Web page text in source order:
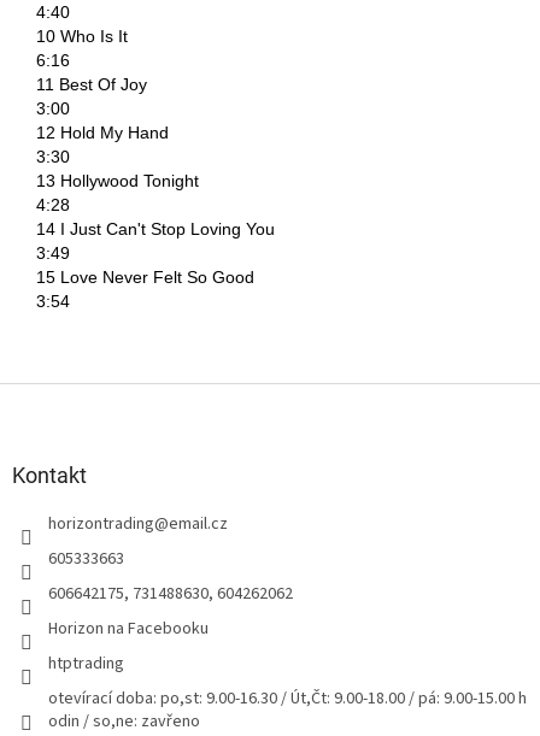
4:40
10 Who Is It
6:16
11 Best Of Joy
3:00
12 Hold My Hand
3:30
13 Hollywood Tonight
4:28
14 I Just Can't Stop Loving You
3:49
15 Love Never Felt So Good
3:54
Kontakt
horizontrading@email.cz
605333663
606642175, 731488630, 604262062
Horizon na Facebooku
htptrading
otevírací doba: po,st: 9.00-16.30 / Út,Čt: 9.00-18.00 / pá: 9.00-15.00 h
odin / so,ne: zavřeno